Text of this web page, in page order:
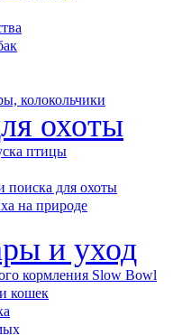
колокольчики
охоты
птицы
поиска для охоты
на природе
и уход
кормления Slow Bowl
кошек